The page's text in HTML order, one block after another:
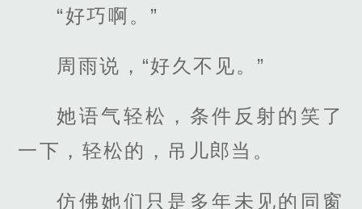
“好巧啊。”
周雨说，“好久不见。”
她语气轻松，条件反射的笑了
一下，轻松的，吊儿郎当。
仿佛她们只是多年未见的同窗